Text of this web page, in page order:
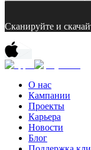
Сканируйте и
О нас
Кампании
Проекты
Карьера
Новости
Блог